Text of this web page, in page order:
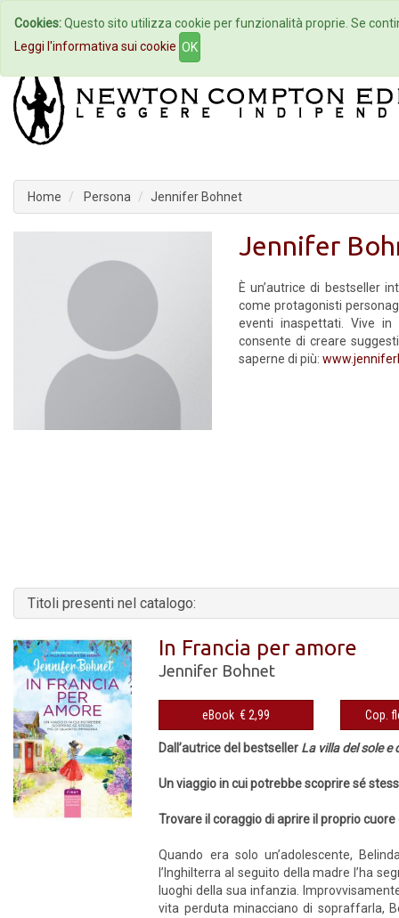
Home Autori Eventi
Home Persona Jennifer Bohnet
Jennifer
È un’autrice di bestseller
come protagonisti
eventi inaspettati. Vive in
consente di creare
saperne di più:
Titoli presenti nel catalogo:
In Francia per amore
Jennifer Bohnet
eBook € 2,99
Dall’autrice del bestseller La villa del sole e
Un viaggio in cui potrebbe scoprire sé
Trovare il coraggio di aprire il proprio
Quando era solo un’adolescente,
l’Inghilterra al seguito della madre l’ha
luoghi della sua infanzia.
vita perduta minacciano di sopraffarla,
Cookies:Questo sito utilizza cookie per funzionalità proprie. Se
Leggi l'informativa sui cookie OK